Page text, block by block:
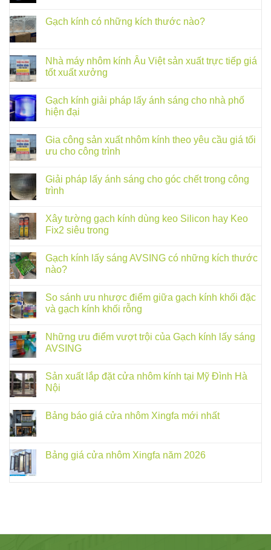
Gạch kính có những kích thước nào?
Nhà máy nhôm kính Âu Việt sản xuất trực tiếp giá
tốt xuất xưởng
Gạch kính giải pháp lấy ánh sáng cho nhà phố
hiện đại
Gia công sản xuất nhôm kính theo yêu cầu giá tối
ưu cho công trình
Giải pháp lấy ánh sáng cho góc chết trong công
trình
Xây tường gạch kính dùng keo Silicon hay Keo
Fix2 siêu trong
Gạch kính lấy sáng AVSING có những kích thước
nào?
So sánh ưu nhược điểm giữa gạch kính khối đặc
và gạch kính khối rỗng
Những ưu điểm vượt trội của Gạch kính lấy sáng
AVSING
Sản xuất lắp đặt cửa nhôm kính tại Mỹ Đình Hà
Nội
Bảng báo giá cửa nhôm Xingfa mới nhất
Bảng giá cửa nhôm Xingfa năm 2026